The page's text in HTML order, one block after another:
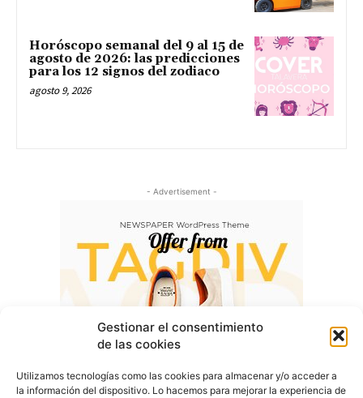
Gestionar el consentimiento
de las cookies
Utilizamos tecnologías como las cookies para almacenar y/o acceder a
la información del dispositivo. Lo hacemos para mejorar la experiencia de
Horóscopo semanal del 9 al 15 de
agosto de 2026: las predicciones
para los 12 signos del zodiaco
agosto 9, 2026
- Advertisement -